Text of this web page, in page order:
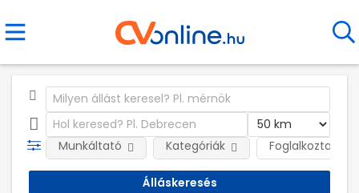
Foglalkoztatás
Munkáltató Kategóriák